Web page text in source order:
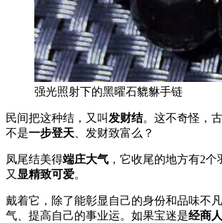
强光照射下的黑曜石貔貅手链
民间把这种结，又叫发财结。这不奇怪，
不是一步登天 、发财致富么？
凤尾结美得端庄大气 ，它收尾的地方有2个
又 显精致可爱。
戴着它，除了能彰显自己的身份和品味不
气、提高自己的事业运。如果宝迷是经商